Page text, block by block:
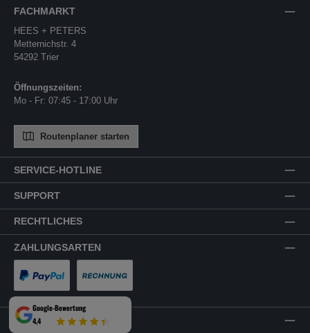
SERVICE-HOTLINE
SUPPORT
RECHTLICHES
ZAHLUNGSARTEN
PayPal Rechnung
VERSANDARTEN
FACHMARKT
HEES + PETERS
Metternichstr. 4
54292 Trier
Öffnungszeiten:
Mo - Fr: 07:45 - 17:00 Uhr
Routenplaner starten
Google-Bewertung
4,4